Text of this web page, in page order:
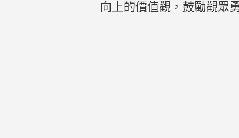
向上的價值觀，鼓勵觀眾